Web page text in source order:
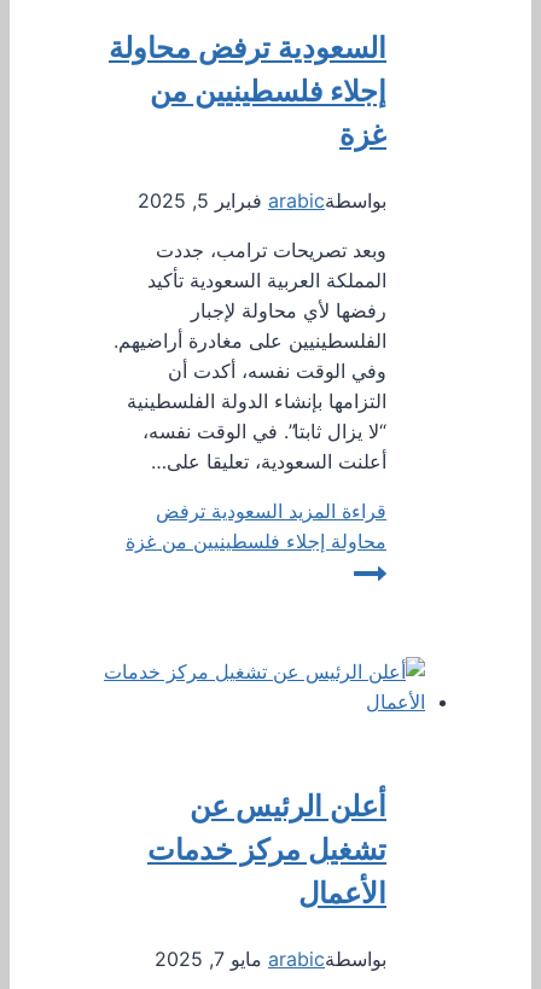
السعودية ترفض محاولة
إجلاء فلسطينيين من
غزة
بواسطةarabic فبراير 5, 2025
وبعد تصريحات ترامب، جددت
المملكة العربية السعودية تأكيد
رفضها لأي محاولة لإجبار
الفلسطينيين على مغادرة أراضيهم.
وفي الوقت نفسه، أكدت أن
التزامها بإنشاء الدولة الفلسطينية
“لا يزال ثابتا”. في الوقت نفسه،
أعلنت السعودية، تعليقا على…
قراءة المزيد السعودية ترفض
محاولة إجلاء فلسطينيين من غزة
أعلن الرئيس عن
تشغيل مركز خدمات
الأعمال
بواسطةarabic مايو 7, 2025